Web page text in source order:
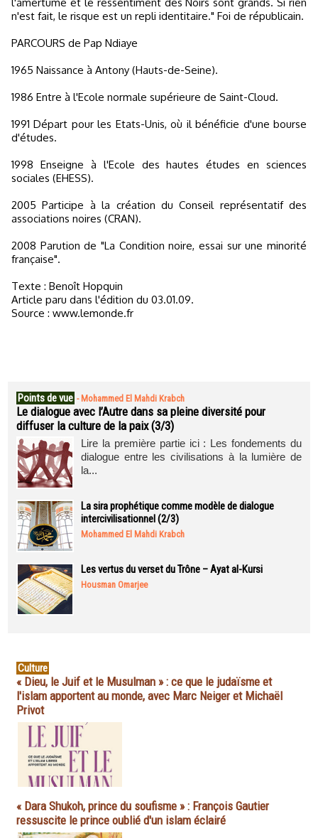
n'est fait, le risque est un repli identitaire." Foi de républicain.
PARCOURS de Pap Ndiaye
1965 Naissance à Antony (Hauts-de-Seine).
1986 Entre à l'Ecole normale supérieure de Saint-Cloud.
1991 Départ pour les Etats-Unis, où il bénéficie d'une bourse
d'études.
1998 Enseigne à l'Ecole des hautes études en sciences
sociales (EHESS).
2005 Participe à la création du Conseil représentatif des
associations noires (CRAN).
2008 Parution de "La Condition noire, essai sur une minorité
française".
Texte : Benoît Hopquin
Article paru dans l'édition du 03.01.09.
Source : www.lemonde.fr
Points de vue - Mohammed El Mahdi Krabch
Le dialogue avec l’Autre dans sa pleine diversité pour
diffuser la culture de la paix (3/3)
Lire la première partie ici : Les fondements du
dialogue entre les civilisations à la lumière de
la...
La sira prophétique comme modèle de dialogue
intercivilisationnel (2/3)
Mohammed El Mahdi Krabch
Les vertus du verset du Trône – Ayat al-Kursi
Housman Omarjee
Culture
« Dieu, le Juif et le Musulman » : ce que le judaïsme et
l'islam apportent au monde, avec Marc Neiger et Michaël
Privot
« Dara Shukoh, prince du soufisme » : François Gautier
ressuscite le prince oublié d'un islam éclairé